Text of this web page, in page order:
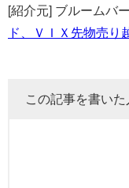
[紹介元] ブルームバ
ド、ＶＩＸ先物売り
この記事を書いた